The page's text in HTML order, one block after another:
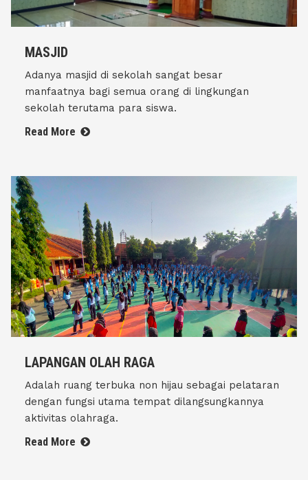
MASJID
Adanya masjid di sekolah sangat besar
manfaatnya bagi semua orang di lingkungan
sekolah terutama para siswa.
Read More
LAPANGAN OLAH RAGA
Adalah ruang terbuka non hijau sebagai pelataran
dengan fungsi utama tempat dilangsungkannya
aktivitas olahraga.
Read More